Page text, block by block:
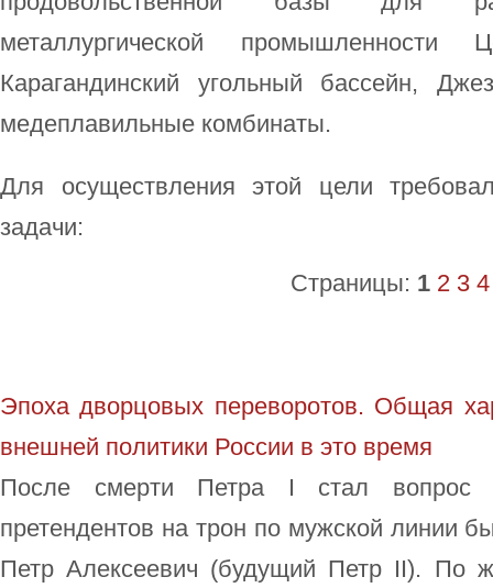
металлургической промышленности
Карагандинский угольный бассейн,
медеплавильные комбинаты.
Для осуществления этой цели
задачи:
Страницы: 1 2 3 4
Эпоха дворцовых переворотов. Общая
внешней политики России в это время
После смерти Петра I стал вопрос
претендентов на трон по мужской линии
Петр Алексеевич (будущий Петр II). По